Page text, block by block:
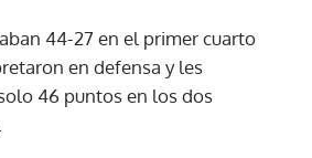
44-27 en el primer cuarto
en defensa y les
46 puntos en los dos